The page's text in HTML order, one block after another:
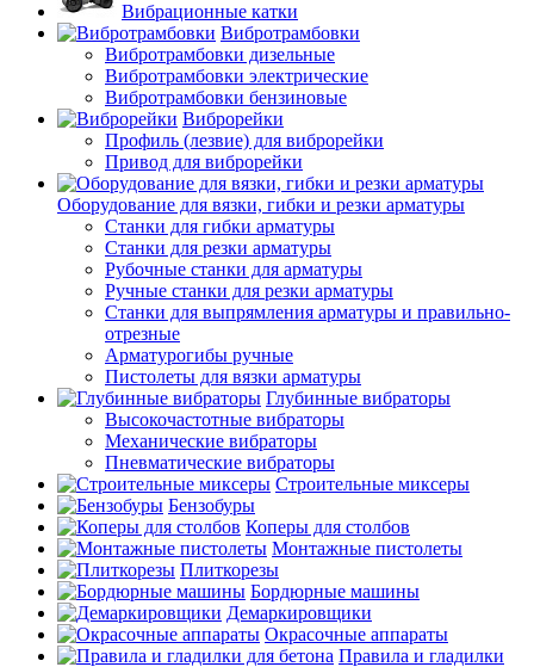
Вибрационные катки
Вибротрамбовки
Вибротрамбовки дизельные
Вибротрамбовки электрические
Вибротрамбовки бензиновые
Виброрейки
Профиль (лезвие) для виброрейки
Привод для виброрейки
Оборудование для вязки, гибки и резки арматуры
Станки для гибки арматуры
Станки для резки арматуры
Рубочные станки для арматуры
Ручные станки для резки арматуры
Станки для выпрямления арматуры и правильно-
отрезные
Арматурогибы ручные
Пистолеты для вязки арматуры
Глубинные вибраторы
Высокочастотные вибраторы
Механические вибраторы
Пневматические вибраторы
Строительные миксеры
Бензобуры
Коперы для столбов
Монтажные пистолеты
Плиткорезы
Бордюрные машины
Демаркировщики
Окрасочные аппараты
Правила и гладилки